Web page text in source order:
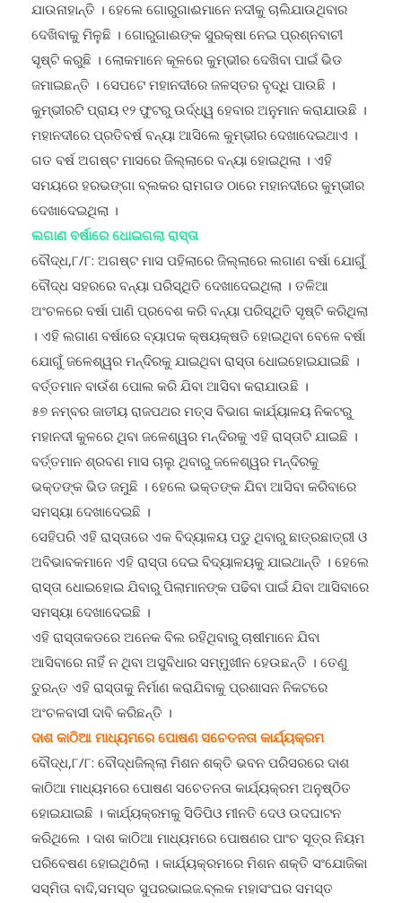
ଦେଖିବାକୁ ମିଳୁଛି । ଗୋରୁଗାଈଙ୍କ ସୁରକ୍ଷା ନେଇ ପ୍ରଶ୍ନବାଚୀ
ସୃଷ୍ଟି କରୁଛି । ଲୋକମାନେ କୂଳରେ କୁମ୍ଭୀର ଦେଖିବା ପାଇଁ ଭିଡ
ଜମାଇଛନ୍ତି । ସେପଟେ ମହାନଦୀରେ ଜଳସ୍ତର ବୃଦ୍ଧି ପାଉଛି ।
କୁମ୍ଭୀରଟି ପ୍ରାୟ ୧୨ ଫୁଟରୁ ଉର୍ଦ୍ଧ୍ୱ ହେବାର ଅନୁମାନ କରାଯାଉଛି ।
ମହାନଦୀରେ ପ୍ରତିବର୍ଷ ବନ୍ୟା ଆସିଲେ କୁମ୍ଭୀର ଦେଖାଦେଇଥାଏ ।
ଗତ ବର୍ଷ ଅଗଷ୍ଟ ମାସରେ ଜିଲ୍ଲାରେ ବନ୍ୟା ହୋଇଥିଲା । ଏହି
ସମୟରେ ହରଭଙ୍ଗା ବ୍ଲକର ରାମଗଡ ଠାରେ ମହାନଦୀରେ କୁମ୍ଭୀର
ଦେଖାଦେଇଥିଲା ।
ଲଗାଣ ବର୍ଷାରେ ଧୋଇଗଲା ରାସ୍ତା
ବୌଦ୍ଧ,୮/୮: ଅଗଷ୍ଟ ମାସ ପହିଲାରେ ଜିଲ୍ଲାରେ ଲଗାଣ ବର୍ଷା ଯୋଗୁଁ
ବୌଦ୍ଧ ସହରରେ ବନ୍ୟା ପରିସ୍ଥିତି ଦେଖାଦେଇଥିଲା । ତଳିଆ
ଅଂଚଳରେ ବର୍ଷା ପାଣି ପ୍ରବେଶ କରି ବନ୍ୟା ପରିସ୍ଥିତି ସୃଷ୍ଟି କରିଥିଲା
। ଏହି ଲଗାଣ ବର୍ଷାରେ ବ୍ୟାପକ କ୍ଷୟକ୍ଷତି ହୋଇଥିବା ବେଳେ ବର୍ଷା
ଯୋଗୁଁ ଜଳେଶ୍ୱର ମନ୍ଦିରକୁ ଯାଇଥିବା ରାସ୍ତା ଧୋଇହୋଇଯାଇଛି ।
ବର୍ତ୍ତମାନ ବାଉଁଶ ପୋଲ କରି ଯିବା ଆସିବା କରାଯାଉଛି ।
୫୭ ନମ୍ବର ଜାତୀୟ ରାଜପଥର ମତ୍ସ ବିଭାଗ କାର୍ଯ୍ୟାଳୟ ନିକଟରୁ
ମହାନଦୀ କୁଳରେ ଥିବା ଜଳେଶ୍ୱର ମନ୍ଦିରକୁ ଏହି ରାସ୍ତାଟି ଯାଇଛି ।
ବର୍ତ୍ତମାନ ଶ୍ରବଣ ମାସ ଚାଲୁ ଥିବାରୁ ଜଳେଶ୍ୱର ମନ୍ଦିରକୁ
ଭକ୍ତଙ୍କ ଭିଡ ଜମୁଛି । ହେଲେ ଭକ୍ତଙ୍କ ଯିବା ଆସିବା କରିବାରେ
ସମସ୍ୟା ଦେଖାଦେଇଛି ।
ସେହିପରି ଏହି ରାସ୍ତାରେ ଏକ ବିଦ୍ୟାଳୟ ପଡୁ ଥିବାରୁ ଛାତ୍ରଛାତ୍ରୀ ଓ
ଅବିଭାବକମାନେ ଏହି ରାସ୍ତା ଦେଇ ବିଦ୍ୟାଳୟକୁ ଯାଇଥାନ୍ତି । ହେଲେ
ରାସ୍ତା ଧୋଇହୋଇ ଯିବାରୁ ପିଲାମାନଙ୍କ ପଢିବା ପାଇଁ ଯିବା ଆସିବାରେ
ସମସ୍ୟା ଦେଖାଦେଇଛି ।
ଏହି ରାସ୍ତାକଡରେ ଅନେକ ବିଲ ରହିଥିବାରୁ ଚାଷୀମାନେ ଯିବା
ଆସିବାରେ ନାହିଁ ନ ଥିବା ଅସୁବିଧାର ସମ୍ମୁଖୀନ ହେଉଛନ୍ତି । ତେଣୁ
ତୁରନ୍ତ ଏହି ରାସ୍ତାକୁ ନିର୍ମାଣ କରାଯିବାକୁ ପ୍ରଶାସନ ନିକଟରେ
ଅଂଚଳବାସୀ ଦାବି କରିଛନ୍ତି ।
ଦାଶ କାଠିଆ ମାଧ୍ୟମରେ ପୋଷଣ ସଚେତନତା କାର୍ଯ୍ୟକ୍ରମ
ବୌଦ୍ଧ,୮/୮: ବୌଦ୍ଧଜିଲ୍ଲା ମିଶନ ଶକ୍ତି ଭବନ ପରିସରରେ ଦାଶ
କାଠିଆ ମାଧ୍ୟମରେ ପୋଷଣ ସଚେତନତା କାର୍ଯ୍ୟକ୍ରମ ଅନୁଷ୍ଠିତ
ହୋଇଯାଇଛି । କାର୍ଯ୍ୟକ୍ରମକୁ ସିଡିପିଓ ମୀନତି ଦେଓ ଉଦଘାଟନ
କରିଥିଲେ । ଦାଶ କାଠିଆ ମାଧ୍ୟମରେ ପୋଷଣର ପାଂଚ ସୂତ୍ର ନିୟମ
ପରିବେଷଣ ହୋଇଥିôଲା । କାର୍ଯ୍ୟକ୍ରମରେ ମିଶନ ଶକ୍ତି ସଂଯୋଜିକା
ସସ୍ମିତା ବାଦି,ସମସ୍ତ ସୁପରଭାଇଜ.ବ୍ଲକ ମହାସଂଘର ସମସ୍ତ
କର୍ମକର୍ତ୍ତା,ଅଙ୍ଗୱାଡି କର୍ମୀ,ସ୍ୱଂୟ ସହାୟିକା ଗୋଷ୍ଠୀ ସଦସ୍ୟା